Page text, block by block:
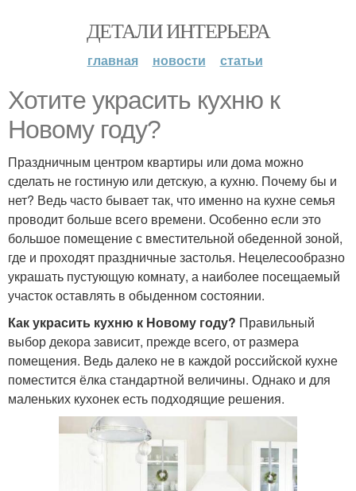
ДЕТАЛИ ИНТЕРЬЕРА
главная новости статьи
Хотите украсить кухню к
Новому году?
Праздничным центром квартиры или дома можно
сделать не гостиную или детскую, а кухню. Почему бы и
нет? Ведь часто бывает так, что именно на кухне семья
проводит больше всего времени. Особенно если это
большое помещение с вместительной обеденной зоной,
где и проходят праздничные застолья. Нецелесообразно
украшать пустующую комнату, а наиболее посещаемый
участок оставлять в обыденном состоянии.
Как украсить кухню к Новому году? Правильный
выбор декора зависит, прежде всего, от размера
помещения. Ведь далеко не в каждой российской кухне
поместится ёлка стандартной величины. Однако и для
маленьких кухонек есть подходящие решения.